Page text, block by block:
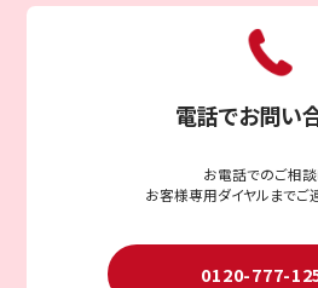
お客様専用ダイヤ
電話でお問い
お電話でのご相談
お客様専用ダイヤルまでご
0120-777-